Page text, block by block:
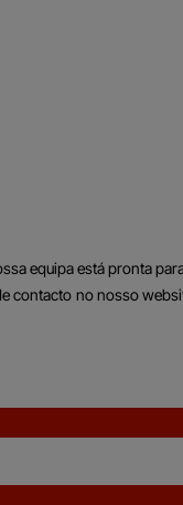
equipa está pronta
contacto no nosso